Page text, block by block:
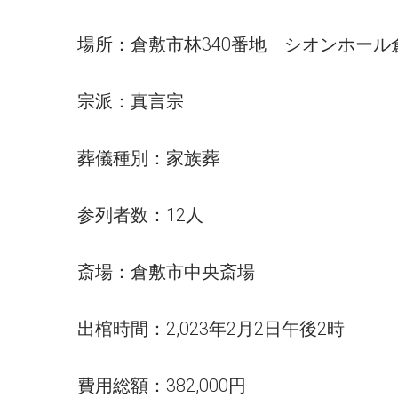
場所：倉敷市林340番地 シオンホール
宗派：真言宗
葬儀種別：家族葬
参列者数：12人
斎場：倉敷市中央斎場
出棺時間：2,023年2月2日午後2時
費用総額：382,000円